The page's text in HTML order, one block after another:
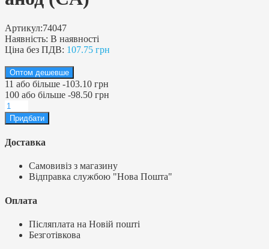
Артикул:74047
Наявність: В наявності
Ціна без ПДВ: 107.75 грн
Оптом дешевше
11 або більше -103.10 грн
100 або більше -98.50 грн
Доставка
Самовивіз з магазину
Відправка службою "Нова Пошта"
Оплата
Післяплата на Новій пошті
Безготівкова